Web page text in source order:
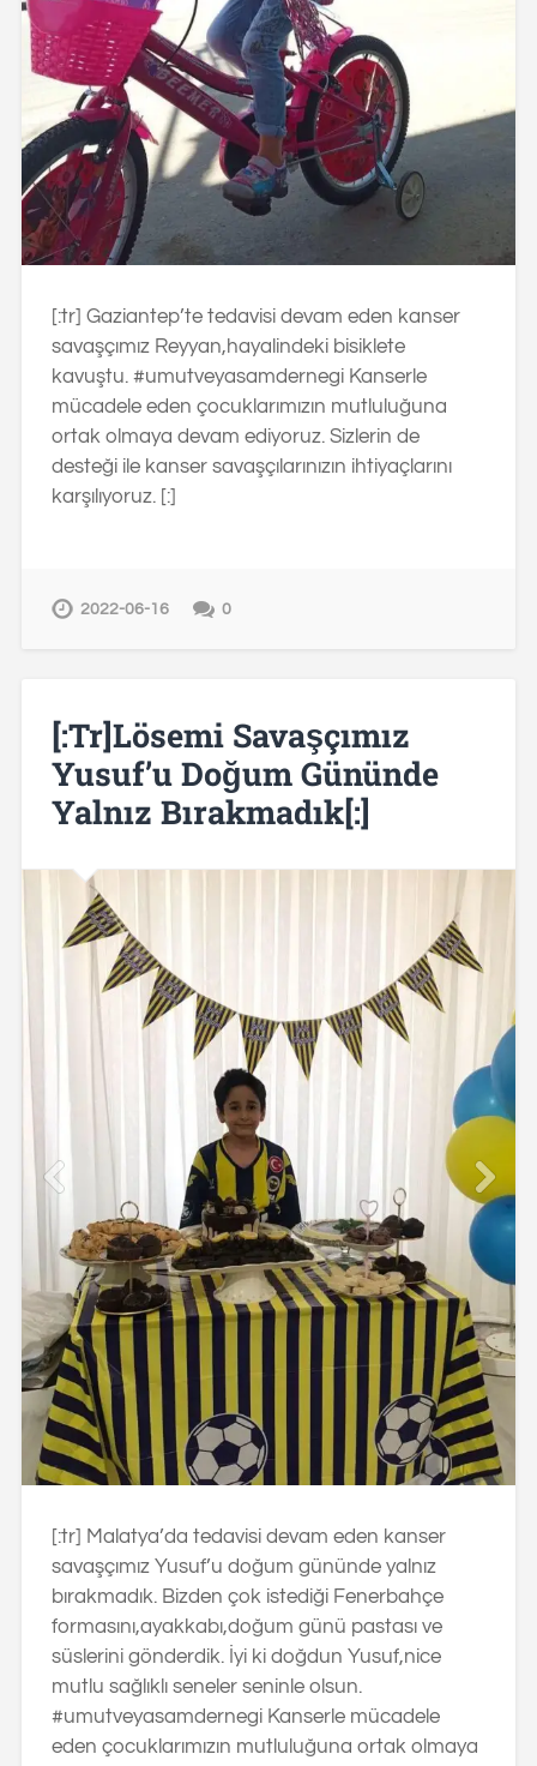
[:tr] Gaziantep’te tedavisi devam eden kanser
savaşçımız Reyyan,hayalindeki bisiklete
kavuştu. #umutveyasamdernegi Kanserle
mücadele eden çocuklarımızın mutluluğuna
ortak olmaya devam ediyoruz. Sizlerin de
desteği ile kanser savaşçılarınızın ihtiyaçlarını
karşılıyoruz. [:]
2022-06-16 0
[:tr]Lösemi Savaşçımız
Yusuf’u Doğum Gününde
Yalnız Bırakmadık[:]
[:tr] Malatya’da tedavisi devam eden kanser
savaşçımız Yusuf’u doğum gününde yalnız
bırakmadık. Bizden çok istediği Fenerbahçe
formasını,ayakkabı,doğum günü pastası ve
süslerini gönderdik. İyi ki doğdun Yusuf,nice
mutlu sağlıklı seneler seninle olsun.
#umutveyasamdernegi Kanserle mücadele
eden çocuklarımızın mutluluğuna ortak olmaya